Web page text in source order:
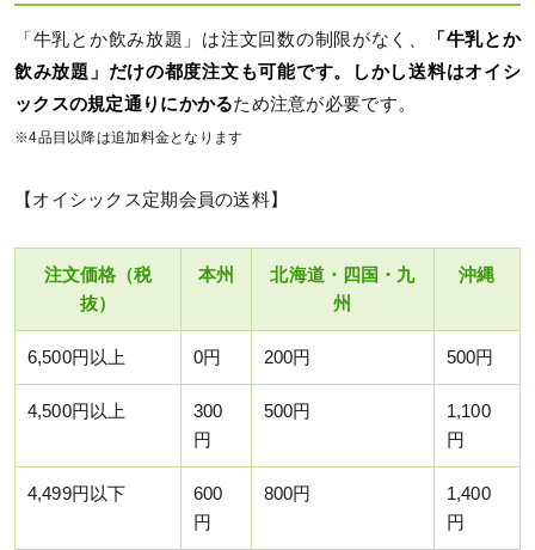
「牛乳とか飲み放題」は注文回数の制限がなく、
「牛乳とか
飲み放題」だけの都度注文も可能です。しかし送料はオイシ
ックスの規定通りにかかるため注意が必要です。
※4品目以降は追加料金となります
【オイシックス定期会員の送料】
注文価格（税
抜）
本州
北海道・四国・九
州
沖縄
6,500円以上 0円 200円 500円
4,500円以上
300
円
500円
1,100
円
4,499円以下
600
円
800円
1,400
円